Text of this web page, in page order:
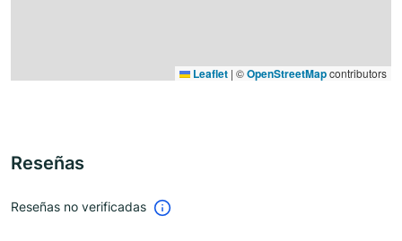
Leaflet | ©OpenStreetMapcontributors
Reseñas
Reseñas no verificadas